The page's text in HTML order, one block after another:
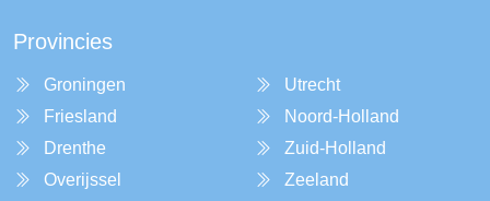
Provincies
Groningen
Friesland
Drenthe
Overijssel
Utrecht
Noord-Holland
Zuid-Holland
Zeeland